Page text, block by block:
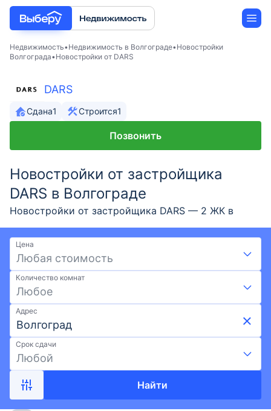
Застройщики
Недвижимость Недвижимость в Волгограде Новостройки
Волгограда Новостройки от DARS
DARS
Сдана1 Строится1
Позвонить
Новостройки от застройщика
DARS в Волгограде
Новостройки от застройщика DARS — 2 ЖК в
Волгограде. Большой выбор новостроек от DARS с
ценами от 2,46 млн ₽ до 11,26 млн ₽ и площадью
до 97,9 м². Новостройки от проверенного
застройщика DARS на выгодных условиях: скидки
и акции, ипотека, развитая инфраструктура и
лучшие районы Волгограда. Подберите квартиру в
новостройке от DARS на Выберу.ру.
Цена
Любая стоимость
Количество комнат
Любое
Адрес
Срок сдачи
Любой
Найти